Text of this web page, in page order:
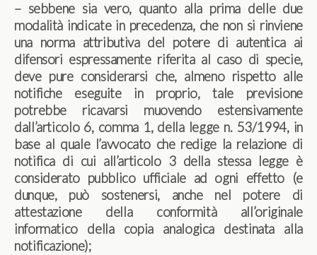
– sebbene sia vero, quanto alla prima delle due
modalità indicate in precedenza, che non si rinviene
una norma attributiva del potere di autentica ai
difensori espressamente riferita al caso di specie,
deve pure considerarsi che, almeno rispetto alle
notifiche eseguite in proprio, tale previsione
potrebbe ricavarsi muovendo estensivamente
dall’articolo 6, comma 1, della legge n. 53/1994, in
base al quale l’avvocato che redige la relazione di
notifica di cui all’articolo 3 della stessa legge è
considerato pubblico ufficiale ad ogni effetto (e
dunque, può sostenersi, anche nel potere di
attestazione della conformità all’originale
informatico della copia analogica destinata alla
notificazione);